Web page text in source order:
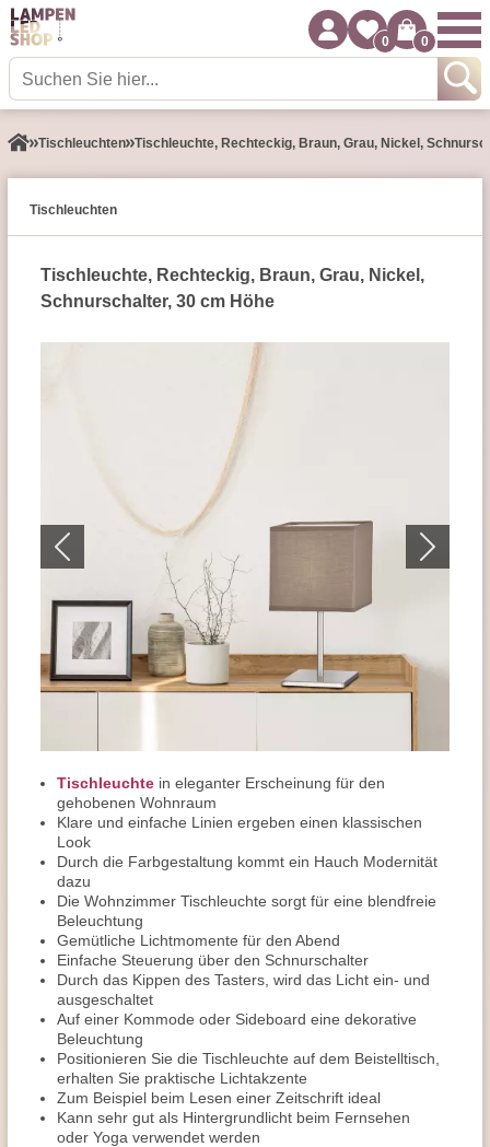
0 0
Tisch­leuchten Tischleuchte, Rechteckig, Braun, Grau, Nickel,
Tisch­leuchten
Tischleuchte, Rechteckig, Braun, Grau, Nickel,
Schnurschalter, 30 cm Höhe
Tischleuchte in eleganter Erscheinung für den
gehobenen Wohnraum
Klare und einfache Linien ergeben einen klassischen
Look
Durch die Farbgestaltung kommt ein Hauch Modernität
dazu
Die Wohnzimmer Tischleuchte sorgt für eine blendfreie
Beleuchtung
Gemütliche Lichtmomente für den Abend
Einfache Steuerung über den Schnurschalter
Durch das Kippen des Tasters, wird das Licht ein- und
ausgeschaltet
Auf einer Kommode oder Sideboard eine dekorative
Beleuchtung
Positionieren Sie die Tischleuchte auf dem Beistelltisch,
erhalten Sie praktische Lichtakzente
Zum Beispiel beim Lesen einer Zeitschrift ideal
Kann sehr gut als Hintergrundlicht beim Fernsehen
oder Yoga verwendet werden